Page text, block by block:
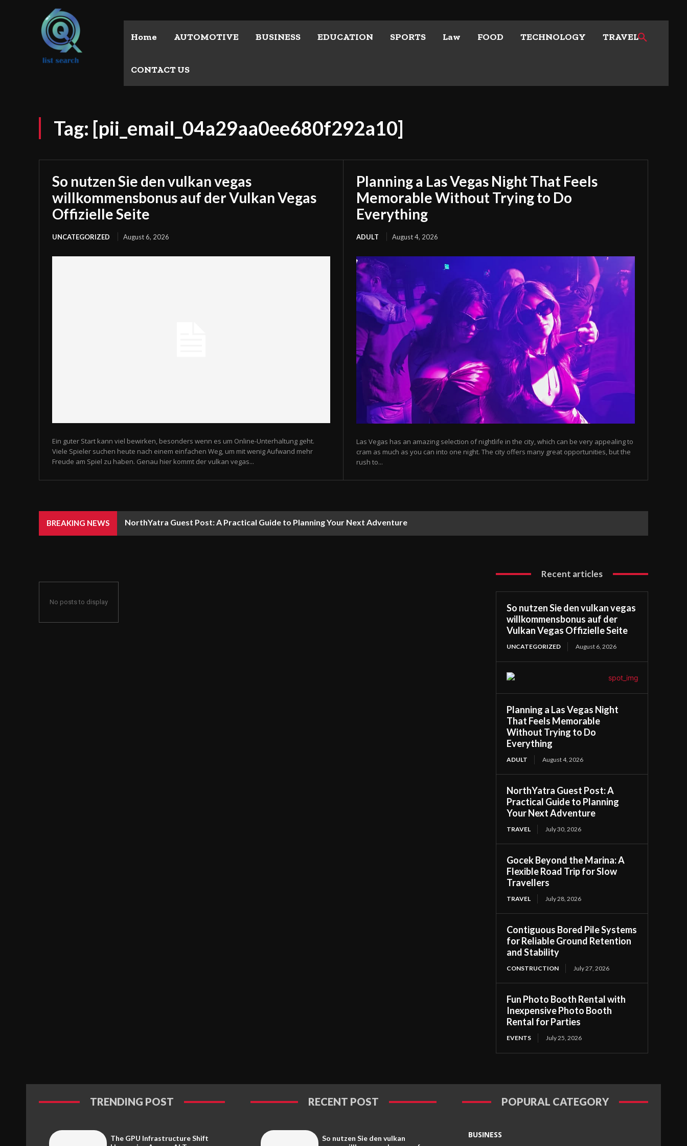
Home AUTOMOTIVE BUSINESS EDUCATION SPORTS Law FOOD TECHNOLOGY TRAVEL
CONTACT US
Tag: [pii_email_04a29aa0ee680f292a10]
So nutzen Sie den vulkan vegas
willkommensbonus auf der Vulkan Vegas
Offizielle Seite
UNCATEGORIZED August 6, 2026
Ein guter Start kann viel bewirken, besonders wenn es um Online-Unterhaltung geht.
Viele Spieler suchen heute nach einem einfachen Weg, um mit wenig Aufwand mehr
Freude am Spiel zu haben. Genau hier kommt der vulkan vegas...
Planning a Las Vegas Night That Feels
Memorable Without Trying to Do
Everything
ADULT August 4, 2026
Las Vegas has an amazing selection of nightlife in the city, which can be very appealing to
cram as much as you can into one night. The city offers many great opportunities, but the
rush to...
BREAKING NEWS NorthYatra Guest Post: A Practical Guide to Planning Your Next Adventure
No posts to display
Recent articles
So nutzen Sie den vulkan vegas
willkommensbonus auf der
Vulkan Vegas Offizielle Seite
UNCATEGORIZED August 6, 2026
Planning a Las Vegas Night
That Feels Memorable
Without Trying to Do
Everything
ADULT August 4, 2026
NorthYatra Guest Post: A
Practical Guide to Planning
Your Next Adventure
TRAVEL July 30, 2026
Gocek Beyond the Marina: A
Flexible Road Trip for Slow
Travellers
TRAVEL July 28, 2026
Contiguous Bored Pile Systems
for Reliable Ground Retention
and Stability
CONSTRUCTION July 27, 2026
Fun Photo Booth Rental with
Inexpensive Photo Booth
Rental for Parties
EVENTS July 25, 2026
TRENDING POST
The GPU Infrastructure Shift
RECENT POST
So nutzen Sie den vulkan
POPURAL CATEGORY
BUSINESS